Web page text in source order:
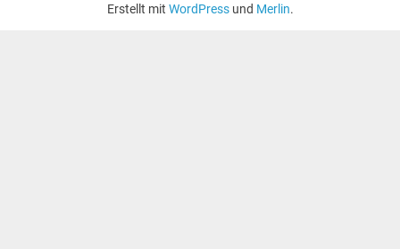
Erstellt mit WordPressund Merlin.